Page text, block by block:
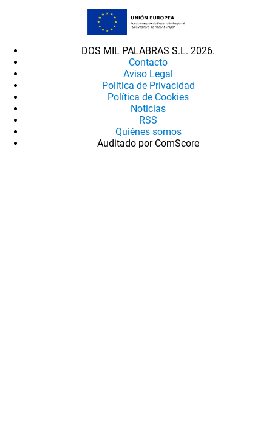
DOS MIL PALABRAS S.L. 2026.
Contacto
Aviso Legal
Política de Privacidad
Política de Cookies
Noticias
RSS
Quiénes somos
Auditado por ComScore